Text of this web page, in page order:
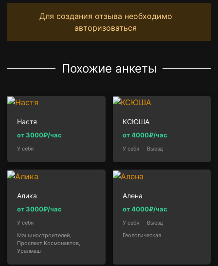
Для создания отзыва необходимо
авторизоваться
Похожие анкеты
Настя
от 3000₽/час
У себя
КСЮША
от 4000₽/час
У себя Выезд
Алика
от 3000₽/час
У себя
Машиностроителей,
Проспект Космонавтов,
Уралмаш
Алена
от 4000₽/час
У себя
Выезд
Геологическая